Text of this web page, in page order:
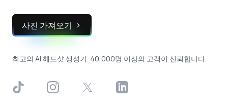
사진 가져오기
최고의 AI 헤드샷 생성기. 40,000명 이상의 고객이 신뢰합니다.
TikTok InstagramX LinkedIn